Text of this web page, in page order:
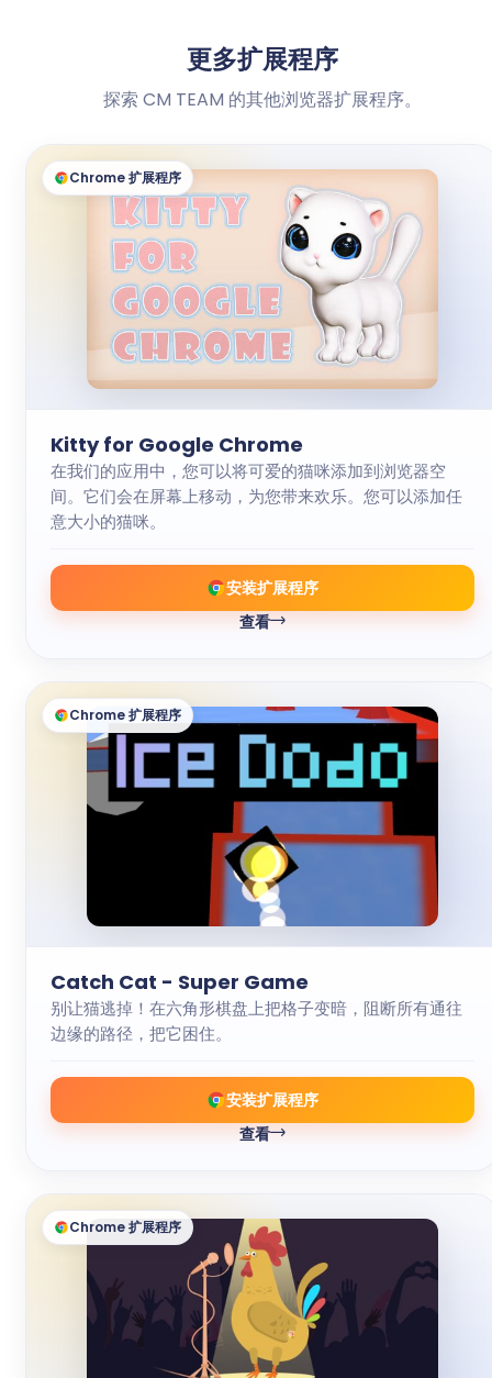
更多扩展程序
探索 CM TEAM 的其他浏览器扩展程序。
Chrome 扩展程序
Kitty for Google Chrome
在我们的应用中，您可以将可爱的猫咪添加到浏览器空
间。它们会在屏幕上移动，为您带来欢乐。您可以添加任
意大小的猫咪。
安装扩展程序
查看
Chrome 扩展程序
Catch Cat - Super Game
别让猫逃掉！在六角形棋盘上把格子变暗，阻断所有通往
边缘的路径，把它困住。
安装扩展程序
查看
Chrome 扩展程序